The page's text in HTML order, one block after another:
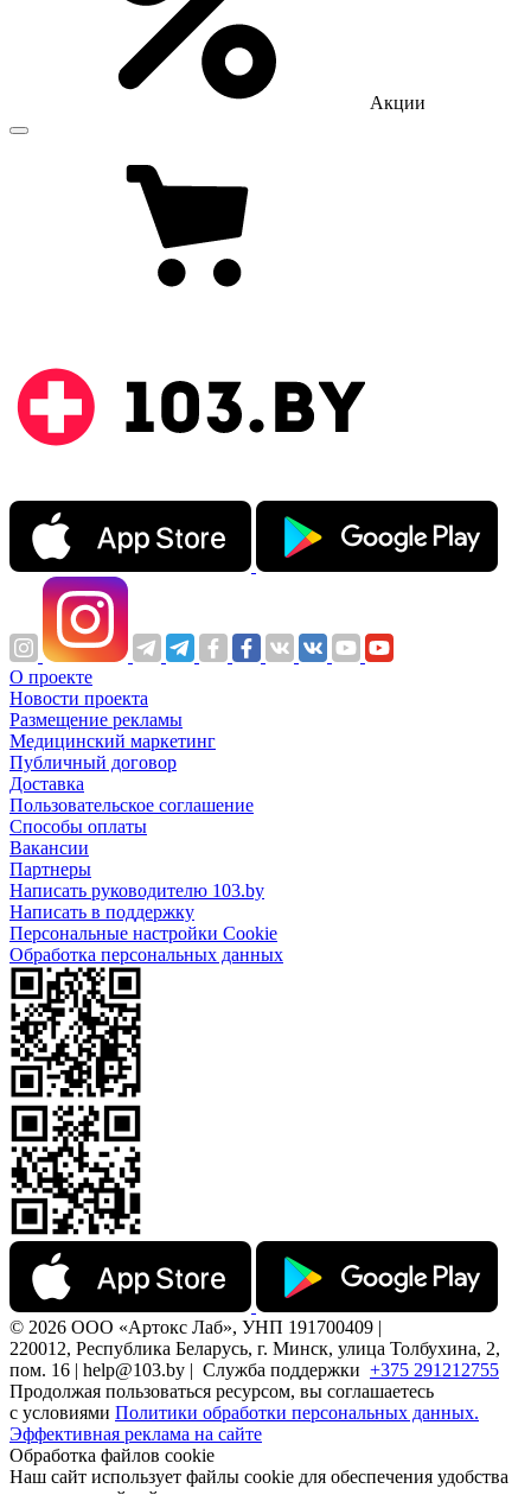
Акции
О проекте
Новости проекта
Размещение рекламы
Медицинский маркетинг
Публичный договор
Доставка
Пользовательское соглашение
Способы оплаты
Вакансии
Партнеры
Написать руководителю 103.by
Написать в поддержку
Персональные настройки Cookie
Обработка персональных данных
© 2026 ООО «Артокс Лаб», УНП 191700409 |
220012, Республика Беларусь, г. Минск, улица Толбухина, 2,
пом. 16 | help@103.by | Служба поддержки +375 291212755
Продолжая пользоваться ресурсом, вы соглашаетесь
с условиями Политики обработки персональных данных.
Эффективная реклама на сайте
Обработка файлов cookie
Наш сайт использует файлы cookie для обеспечения удобства